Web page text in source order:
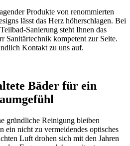
Produkte von renommierten
lässt das Herz höherschlagen. Bei
Sanierung steht Ihnen das
Sanitärtechnik kompetent zur Seite.
Kontakt zu uns auf.
Bäder für ein
gründliche Reinigung bleiben
ein nicht zu vermeidendes optisches
Luft drohen sich mit den Jahren